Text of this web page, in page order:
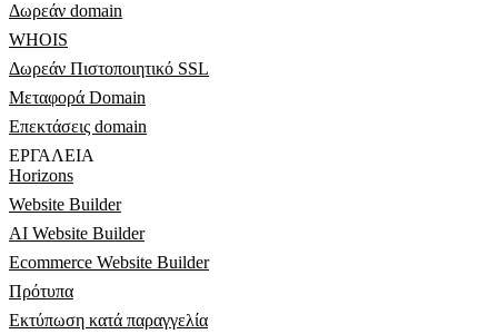
Δωρεάν domain
WHOIS
Δωρεάν Πιστοποιητικό SSL
Μεταφορά Domain
Επεκτάσεις domain
ΕΡΓΑΛΕΊΑ
Horizons
Website Builder
AI Website Builder
Ecommerce Website Builder
Πρότυπα
Εκτύπωση κατά παραγγελία